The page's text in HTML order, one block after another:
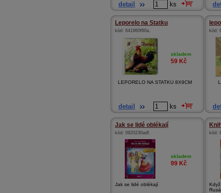
detail ks
Leporelo na Statku
kód: 641960f80a,
skladem
59 Kč
LEPORELO NA STATKU 8X9CM
detail ks
kód:
Jak se lidé oblékají
kód: 0920230adf,
skladem
99 Kč
Jak se lidé oblékají
kód: